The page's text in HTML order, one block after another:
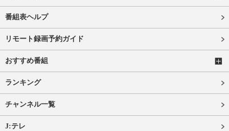
番組表ヘルプ
リモート録画予約ガイド
おすすめ番組
ランキング
チャンネル一覧
J:テレ